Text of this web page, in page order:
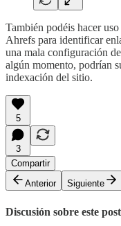
También podéis hacer
Ahrefs para identificar
una mala configuración
algún momento, podrían
indexación del sitio.
5
3
Compartir
Anterior
Siguiente
Discusión sobre este post